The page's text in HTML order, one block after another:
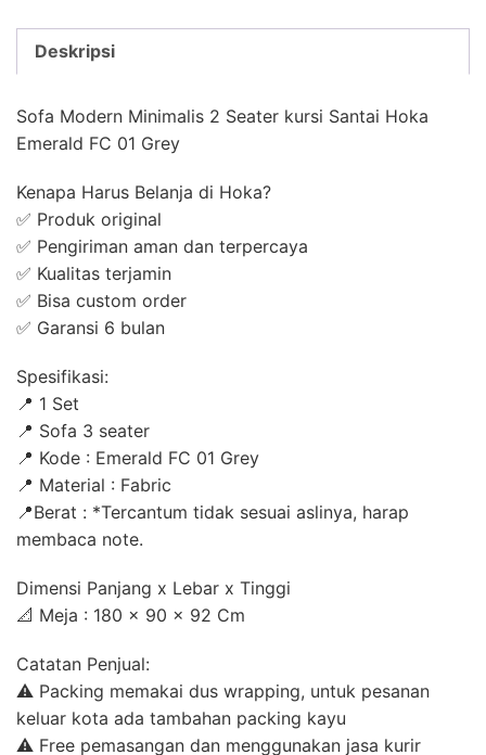
Santai
Hoka
Emerald
FC
01
Deskripsi
Sofa Modern Minimalis 2 Seater kursi Santai Hoka
Emerald FC 01 Grey
Kenapa Harus Belanja di Hoka?
✅ Produk original
✅ Pengiriman aman dan terpercaya
✅ Kualitas terjamin
✅ Bisa custom order
✅ Garansi 6 bulan
Spesifikasi:
📍 1 Set
📍 Sofa 3 seater
📍 Kode : Emerald FC 01 Grey
📍 Material : Fabric
📍Berat : *Tercantum tidak sesuai aslinya, harap
membaca note.
Dimensi Panjang x Lebar x Tinggi
📐 Meja : 180 x 90 x 92 Cm
Catatan Penjual:
⚠ Packing memakai dus wrapping, untuk pesanan
keluar kota ada tambahan packing kayu
⚠ Free pemasangan dan menggunakan jasa kurir